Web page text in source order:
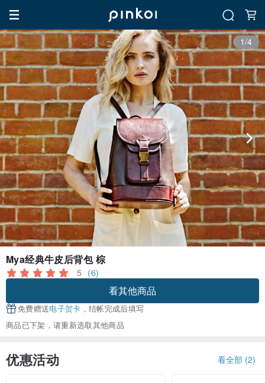
1/4
Mya经典牛皮后背包 棕
5 (6)
看其他商品
免费赠送电子贺卡 ，结帐完成后填写
商品已下架，请重新选取其他商品
优惠活动 看全部 (2)